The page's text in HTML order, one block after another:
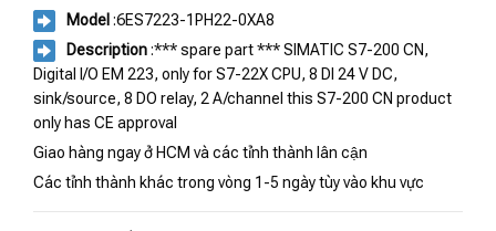
Model :6ES7223-1PH22-0XA8
Description:*** spare part *** SIMATIC S7-200 CN,
Digital I/O EM 223, only for S7-22X CPU, 8 DI 24 V DC,
sink/source, 8 DO relay, 2 A/channel this S7-200 CN product
only has CE approval
Giao hàng ngay ở HCM và các tỉnh thành lân cận
Các tỉnh thành khác trong vòng 1-5 ngày tùy vào khu vực